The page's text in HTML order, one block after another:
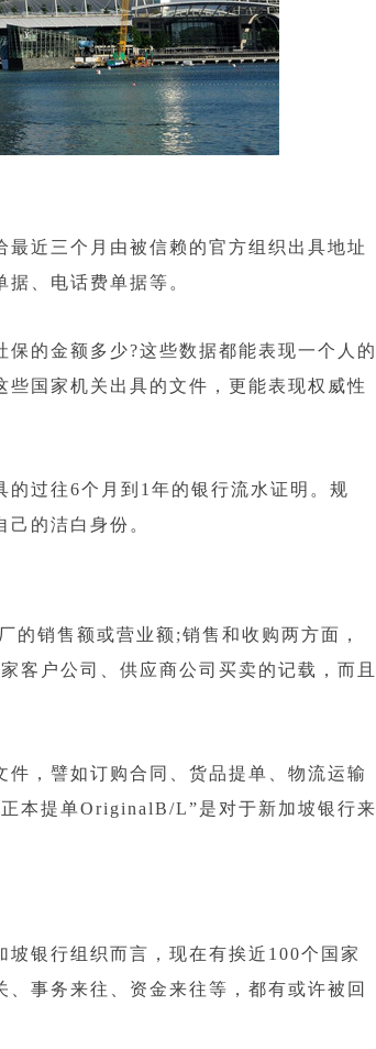
近三个月由被信赖的官方组织出具地址
、电话费单据等。
的金额多少?这些数据都能表现一个人的
国家机关出具的文件，更能表现权威性
过往6个月到1年的银行流水证明。规
的洁白身份。
销售额或营业额;销售和收购两方面，
客户公司、供应商公司买卖的记载，而且
，譬如订购合同、货品提单、物流运输
本提单OriginalB/L”是对于新加坡银行来
银行组织而言，现在有挨近100个国家
事务来往、资金来往等，都有或许被回